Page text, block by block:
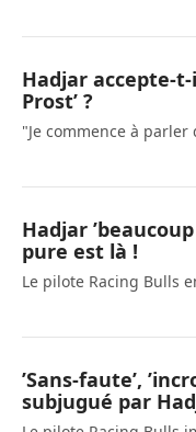
Hadjar accepte-
Prost’ ?
"Je commence à
Hadjar
pure est là !
Le pilote Racing Bulls
’Sans-faute’,
subjugué par